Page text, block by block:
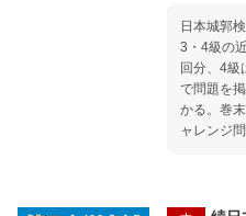
日本城郭
3・4級の
回分、4級
で問題を
かる。巻
ャレンジ問